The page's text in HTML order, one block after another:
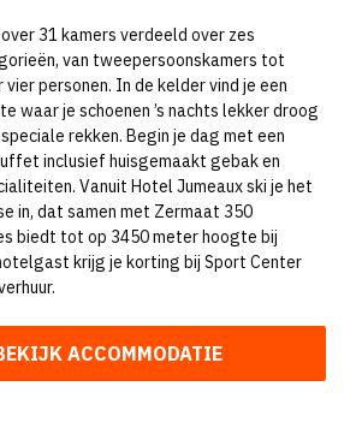
31 kamers verdeeld over zes
van tweepersoonskamers tot
personen. In de kelder vind je een
waar je schoenen ’s nachts lekker droog
rekken. Begin je dag met een
inclusief huisgemaakt gebak en
Vanuit Hotel Jumeaux ski je het
in, dat samen met Zermaat 350
biedt tot op 3450 meter hoogte bij
krijg je korting bij Sport Center
ACCOMMODATIE